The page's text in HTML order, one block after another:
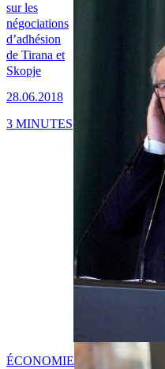
sur les
négociations
d’adhésion
de Tirana et
Skopje
28.06.2018
3 MINUTES
ÉCONOMIE